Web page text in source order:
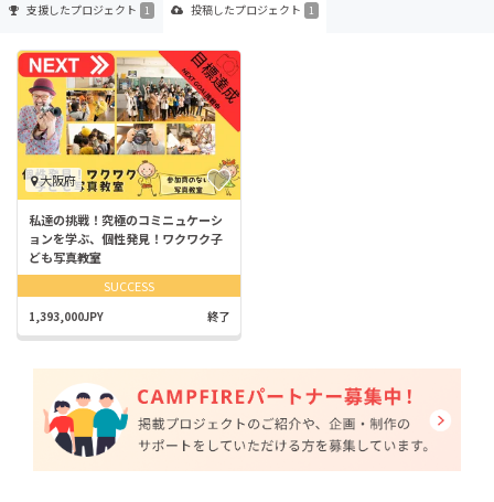
支援したプロジェクト 1 投稿したプロジェクト 1
大阪府
私達の挑戦！究極のコミニュケーシ
ョンを学ぶ、個性発見！ワクワク子
ども写真教室
SUCCESS
1,393,000JPY 終了